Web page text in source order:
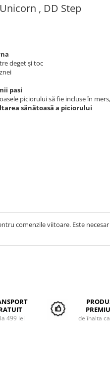
, DD Step
deget și toc
pasi
piciorului să fie incluse în
sănătoasă a piciorului
comenzile viitoare. Este
499 lei de înalta